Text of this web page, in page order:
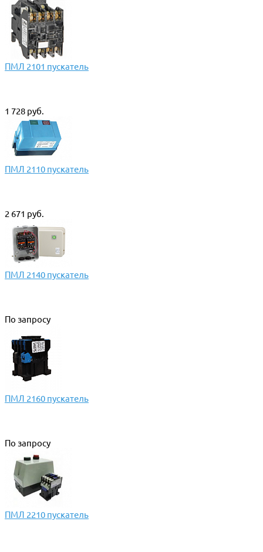
ПМЛ 2101 пускатель
1 728 руб.
ПМЛ 2110 пускатель
2 671 руб.
ПМЛ 2140 пускатель
По запросу
ПМЛ 2160 пускатель
По запросу
ПМЛ 2210 пускатель